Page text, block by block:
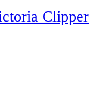
Clipper